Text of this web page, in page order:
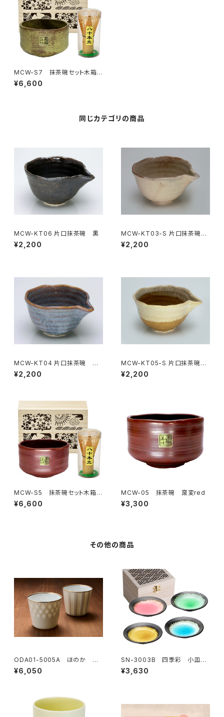
MCW-S7 抹茶碗セット木箱
入 窯変yellow
¥6,600
同じカテゴリの商品
MCW-KT06 片口抹茶碗 黒
¥2,200
MCW-KT03-S 片口抹茶碗
志野
¥2,200
MCW-KT04 片口抹茶碗 青
紫
¥2,200
MCW-KT05-S 片口抹茶碗
茶色
¥2,200
MCW-S5 抹茶碗セット木箱
入 窯変red
¥6,600
MCW-05 抹茶碗 窯変red
¥3,300
その他の商品
ODA01-5005A ほのか ペ
アロックカップ
¥6,050
SN-3003B 四季彩 小皿4P
木箱入
¥3,630